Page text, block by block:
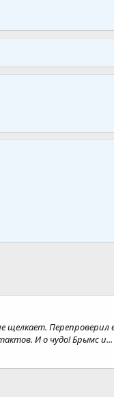
Перепроверил
И о чудо! Брымс и...